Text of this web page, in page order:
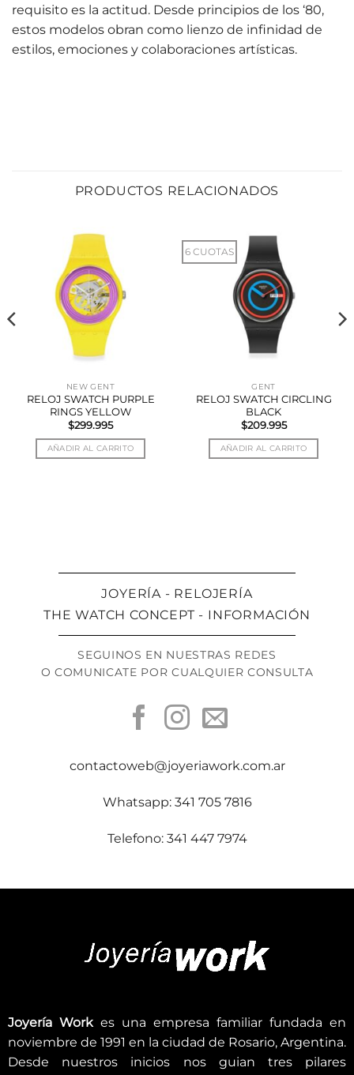
requisito es la actitud. Desde principios de los ‘80,
estos modelos obran como lienzo de infinidad de
estilos, emociones y colaboraciones artísticas.
PRODUCTOS RELACIONADOS
NEW GENT
RELOJ SWATCH PURPLE
RINGS YELLOW
$299.995
AÑADIR AL CARRITO
6 CUOTAS
GENT
RELOJ SWATCH CIRCLING
BLACK
$209.995
AÑADIR AL CARRITO
JOYERÍA - RELOJERÍA
THE WATCH CONCEPT - INFORMACIÓN
SEGUINOS EN NUESTRAS REDES
O COMUNICATE POR CUALQUIER CONSULTA
contactoweb@joyeriawork.com.ar
Whatsapp: 341 705 7816
Telefono: 341 447 7974
Joyería Workes una empresa familiar fundada en
noviembre de 1991 en la ciudad de Rosario, Argentina.
Desde nuestros inicios nos guian tres pilares